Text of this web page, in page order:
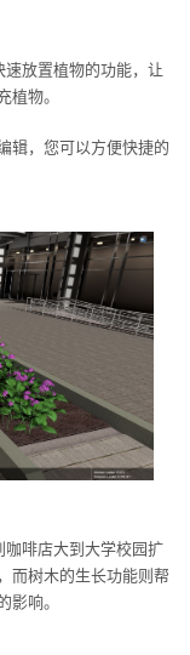
放置植物的功能，让
物。
辑，您可以方便快捷的
啡店大到大学校园扩
而树木的生长功能则帮
响。